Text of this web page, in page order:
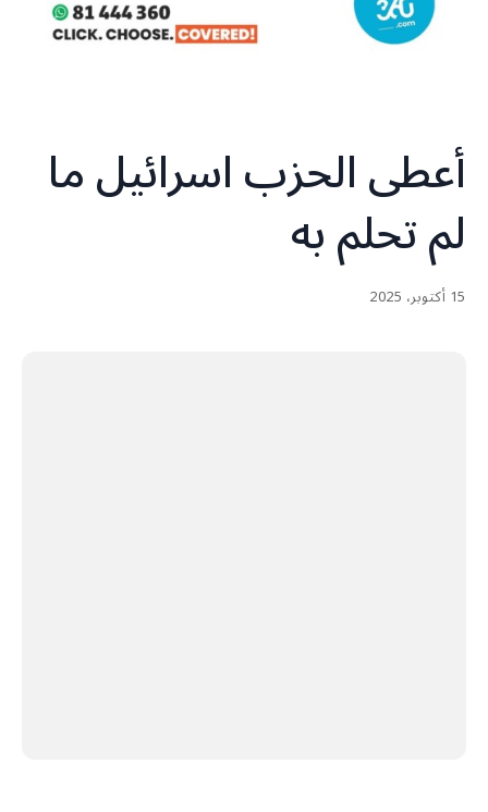
أعطى الحزب اسرائيل ما
لم تحلم به
15 أكتوبر، 2025